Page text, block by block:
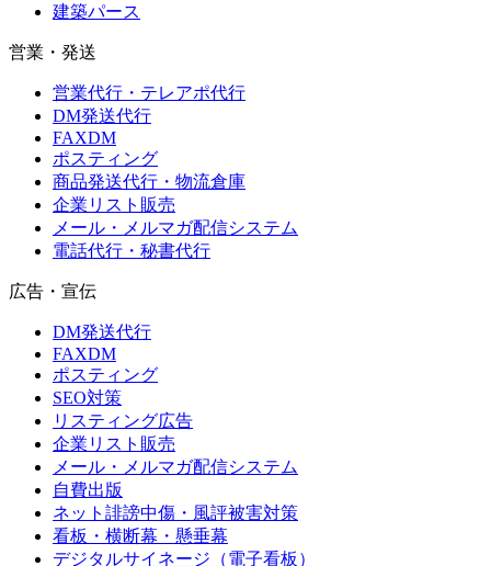
建築パース
営業・発送
営業代行・テレアポ代行
DM発送代行
FAXDM
ポスティング
商品発送代行・物流倉庫
企業リスト販売
メール・メルマガ配信システム
電話代行・秘書代行
広告・宣伝
DM発送代行
FAXDM
ポスティング
SEO対策
リスティング広告
企業リスト販売
メール・メルマガ配信システム
自費出版
ネット誹謗中傷・風評被害対策
看板・横断幕・懸垂幕
デジタルサイネージ（電子看板）